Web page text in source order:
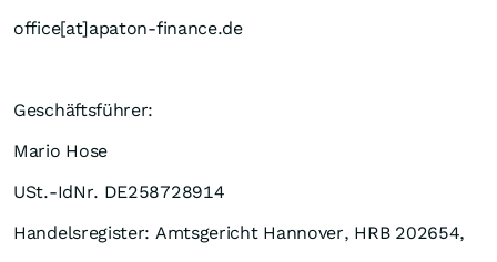
office[at]apaton-finance.de
Geschäftsführer:
Mario Hose
USt.-IdNr. DE258728914
Handelsregister: Amtsgericht Hannover, HRB 202654,